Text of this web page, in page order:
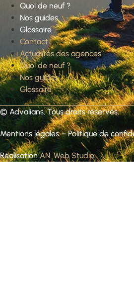
Quoi de neuf ?
Nos guides
Glossaire
Contact
Actualités des agences
Quoi de neuf ?
Nos guides
Glossaire
© Advalians. Tous droits réservés.
Mentions légales–Politique de
RéalisationAN. Web Studio.